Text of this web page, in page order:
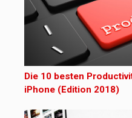
Die 10 besten
iPhone (Edition 2018)